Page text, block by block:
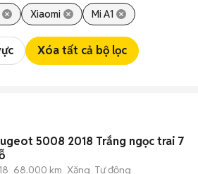
Xiaomi Mi A1
Xóa tất cả bộ lọc
5008 2018 Trắng ngọc trai 7
68.000 km Xăng Tự động